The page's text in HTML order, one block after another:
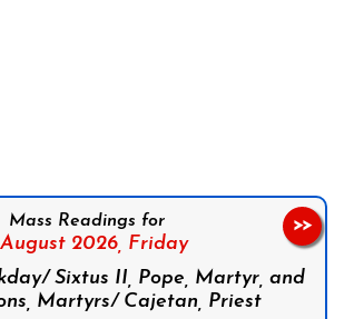
Mass Readings for
2026, Friday
Sixtus II, Pope, Martyr, and
Martyrs/ Cajetan, Priest
>>